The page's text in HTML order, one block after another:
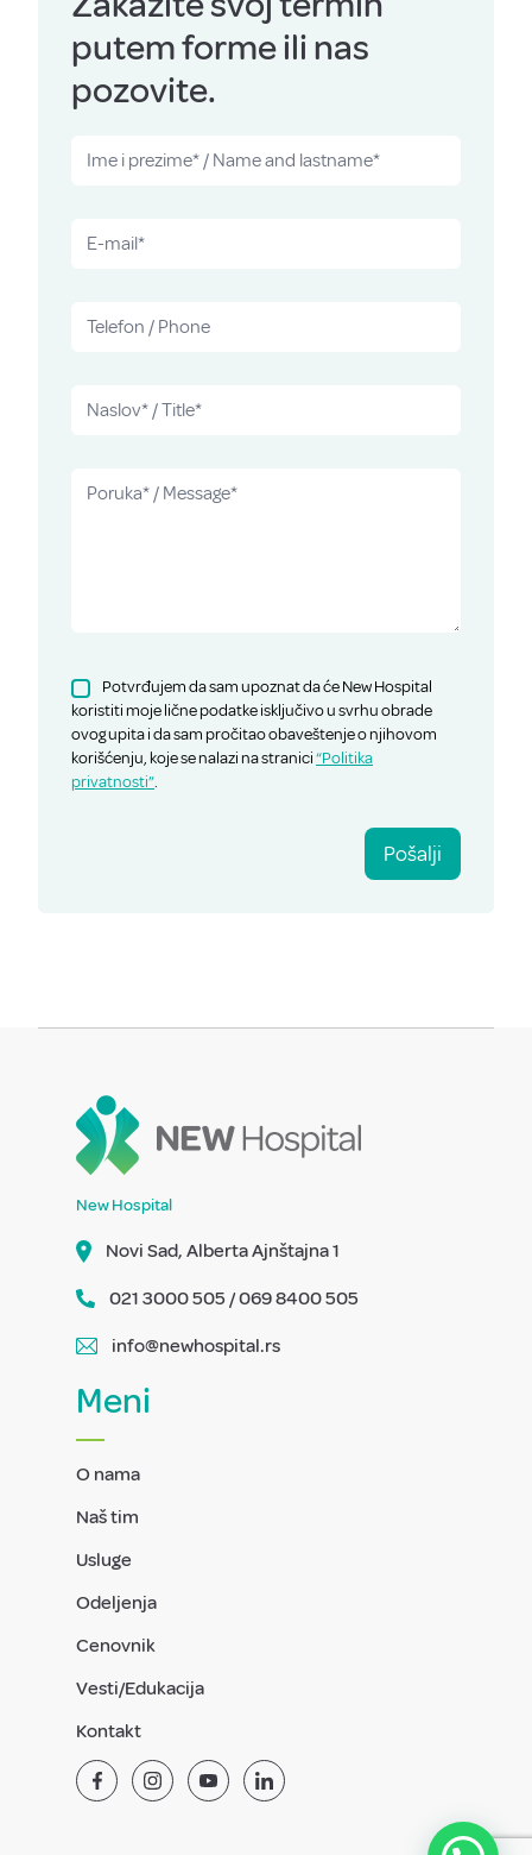
putem forme ili nas
pozovite.
Potvrđujem da sam upoznat da će New Hospital
koristiti moje lične podatke isključivo u svrhu obrade
ovog upita i da sam pročitao obaveštenje o njihovom
korišćenju, koje se nalazi na stranici“Politika
privatnosti”.
Pošalji
New Hospital
Novi Sad, Alberta Ajnštajna 1
021 3000 505 / 069 8400 505
info@newhospital.rs
Meni
O nama
Naš tim
Usluge
Odeljenja
Cenovnik
Vesti/Edukacija
Kontakt